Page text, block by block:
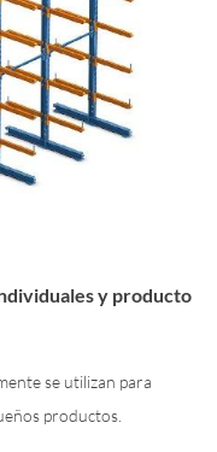
y producto
se utilizan para
productos.